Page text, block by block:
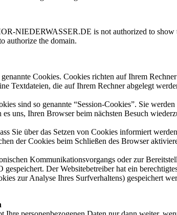
NIEDERWASSER.DE is not authorized to show
authorize the domain.
Cookies. Cookies richten auf Ihrem
Textdateien, die auf Ihrem Rechner abgelegt
sind so genannte “Session-Cookies”. Sie
uns, Ihren Browser beim nächsten Besuch
Sie über das Setzen von Cookies informiert
der Cookies beim Schließen des Browser
Kommunikationsvorgangs oder zur
Der Websitebetreiber hat ein
zur Analyse Ihres Surfverhaltens) gespeichert